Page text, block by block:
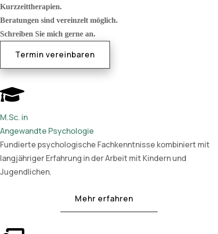
Kurzzeittherapien.
Beratungen sind vereinzelt möglich.
Schreiben Sie mich gerne an.
Termin vereinbaren
M.Sc. in
Angewandte Psychologie
Fundierte psychologische Fachkenntnisse kombiniert mit
langjähriger Erfahrung in der Arbeit mit Kindern und
Jugendlichen.
Mehr erfahren